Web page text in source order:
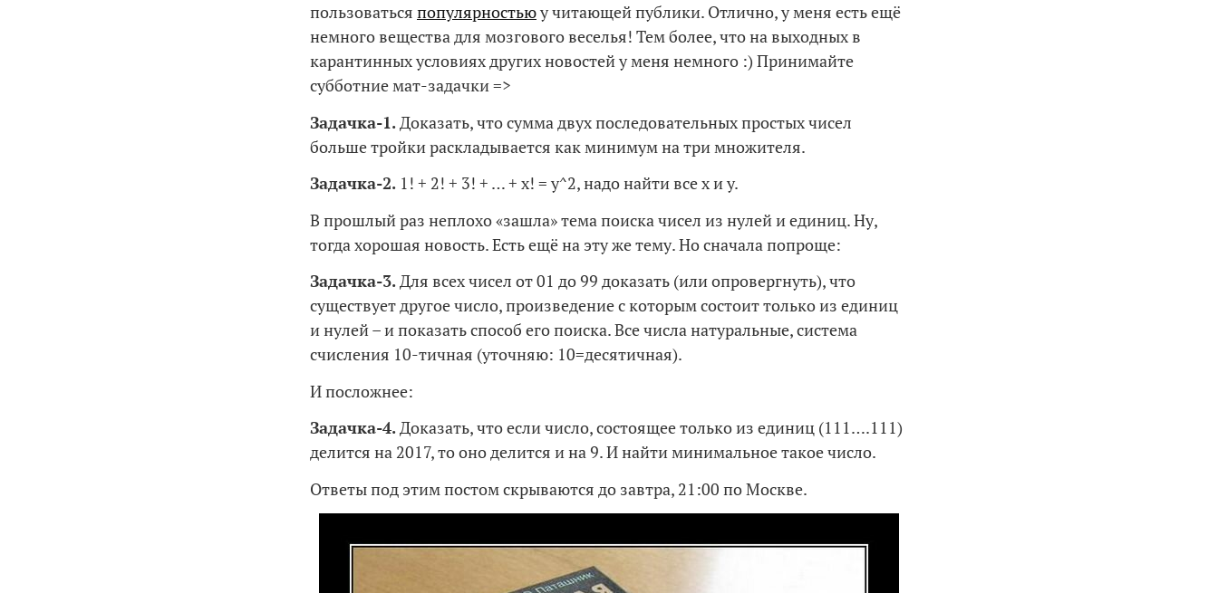
пользоваться популярностьюу читающей публики. Отлично, у меня есть ещё
немного вещества для мозгового веселья! Тем более, что на выходных в
карантинных условиях других новостей у меня немного :) Принимайте
субботние мат-задачки =>
Задачка-1.Доказать, что сумма двух последовательных простых чисел
больше тройки раскладывается как минимум на три множителя.
Задачка-2. 1! + 2! + 3! + … + x! = y^2, надо найти все x и y.
В прошлый раз неплохо «зашла» тема поиска чисел из нулей и единиц. Ну,
тогда хорошая новость. Есть ещё на эту же тему. Но сначала попроще:
Задачка-3.Для всех чисел от 01 до 99 доказать (или опровергнуть), что
существует другое число, произведение с которым состоит только из единиц
и нулей – и показать способ его поиска. Все числа натуральные, система
счисления 10-тичная (уточняю: 10=десятичная).
И посложнее:
Задачка-4.Доказать, что если число, состоящее только из единиц (111….111)
делится на 2017, то оно делится и на 9. И найти минимальное такое число.
Ответы под этим постом скрываются до завтра, 21:00 по Москве.